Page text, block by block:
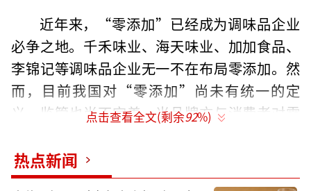
近年来，“零添加”已经成为调味品企业
必争之地。千禾味业、海天味业、加加食品、
李锦记等调味品企业无一不在布局零添加。然
而，目前我国对“零添加”尚未有统一的定
义，监管也尚不完善。当品牌方与消费者对零
底是健康新趋势还是短暂的营销噱头也到了需
要明晰的时刻。
点击查看全文(剩余92%)
热点新闻